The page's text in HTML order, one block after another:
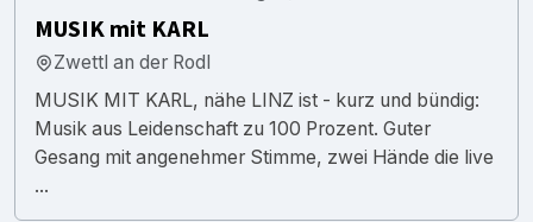
MUSIK mit KARL
Zwettl an der Rodl
MUSIK MIT KARL, nähe LINZ ist - kurz und bündig:
Musik aus Leidenschaft zu 100 Prozent. Guter
Gesang mit angenehmer Stimme, zwei Hände die live
...